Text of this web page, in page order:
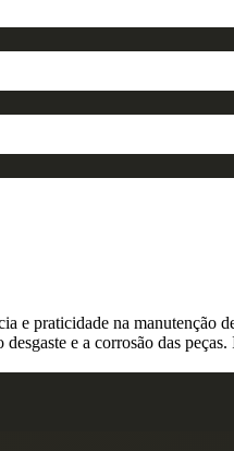
praticidade na manutenção
e a corrosão das